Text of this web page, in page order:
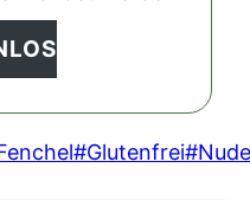
#Glutenfrei#